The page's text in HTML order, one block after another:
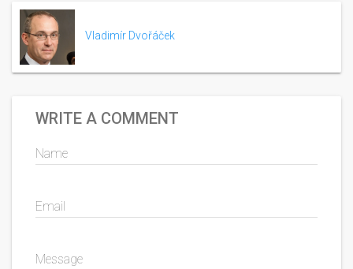
Vladimír Dvořáček
WRITE A COMMENT
Name
Email
Message